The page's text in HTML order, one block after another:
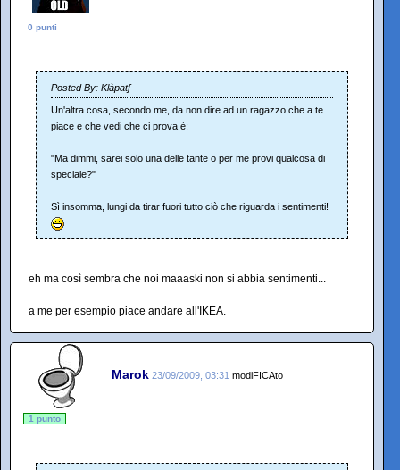
0 punti
Posted By: Klàpatʃ
Un'altra cosa, secondo me, da non dire ad un ragazzo che a te
piace e che vedi che ci prova è:
"Ma dimmi, sarei solo una delle tante o per me provi qualcosa di
speciale?"
Sì insomma, lungi da tirar fuori tutto ciò che riguarda i sentimenti!
eh ma così sembra che noi maaaski non si abbia sentimenti...
a me per esempio piace andare all'IKEA.
Marok 23/09/2009, 03:31 modiFICAto
1 punto